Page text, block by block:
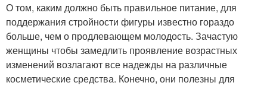
О том, каким должно быть правильное питание, для
поддержания стройности фигуры известно гораздо
больше, чем о продлевающем молодость. Зачастую
женщины чтобы замедлить проявление возрастных
изменений возлагают все надежды на различные
косметические средства. Конечно, они полезны для